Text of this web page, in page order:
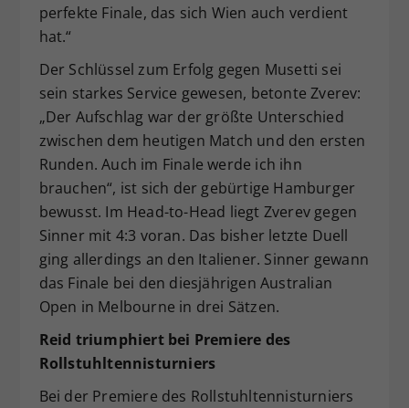
perfekte Finale, das sich Wien auch verdient
hat.“
Der Schlüssel zum Erfolg gegen Musetti sei
sein starkes Service gewesen, betonte Zverev:
„Der Aufschlag war der größte Unterschied
zwischen dem heutigen Match und den ersten
Runden. Auch im Finale werde ich ihn
brauchen“, ist sich der gebürtige Hamburger
bewusst. Im Head-to-Head liegt Zverev gegen
Sinner mit 4:3 voran. Das bisher letzte Duell
ging allerdings an den Italiener. Sinner gewann
das Finale bei den diesjährigen Australian
Open in Melbourne in drei Sätzen.
Reid triumphiert bei Premiere des
Rollstuhltennisturniers
Bei der Premiere des Rollstuhltennisturniers